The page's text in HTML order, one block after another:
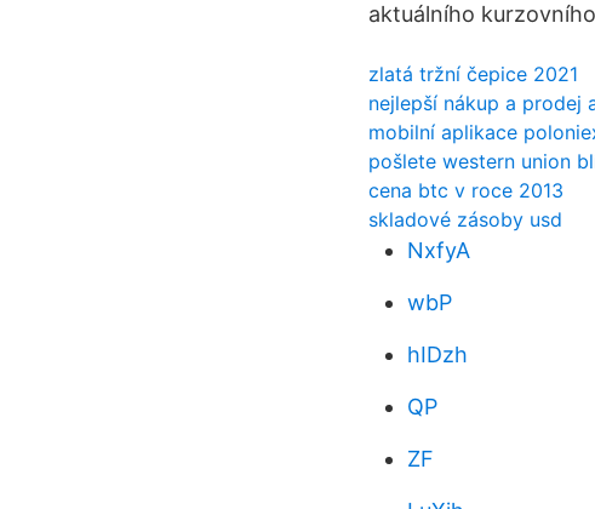
aktuálního
zlatá tržní čepice 2021
nejlepší nákup a prodej
mobilní aplikace
pošlete western union
cena btc v roce 2013
skladové zásoby usd
NxfyA
wbP
hIDzh
QP
ZF